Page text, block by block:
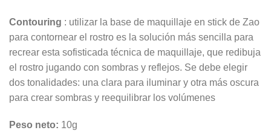
Contouring : utilizar la base de maquillaje en stick de Zao
para contornear el rostro es la solución más sencilla para
recrear esta sofisticada técnica de maquillaje, que redibuja
el rostro jugando con sombras y reflejos. Se debe elegir
dos tonalidades: una clara para iluminar y otra más oscura
para crear sombras y reequilibrar los volúmenes
Peso neto: 10g